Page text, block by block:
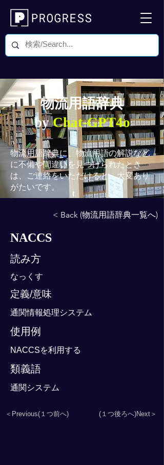
物流用語辞典
byChat-GPT4o
物流用語辞典に、物流用語の解説など
に不備や間違いを見つけられたとき
は、ご連絡をいただけると、大変あり
がたいです。
< Back (物流用語辞典一覧へ)
NACCS
読み方
なっくす
定義/意味
通関情報処理システム
使用例
NACCSを利用する
類義語
通関システム
＜Previous(１つ前へ) (１つ後ろへ)Next＞